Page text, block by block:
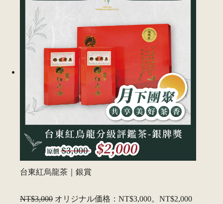
台東紅烏龍茶｜銀賞
NT$3,000 オリジナル価格：NT$3,000。 NT$2,000